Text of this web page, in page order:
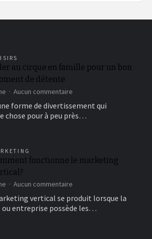
au cirque en famille pour un bon
de détente
Aucun commentaire
au
cirque
bon
forme de divertissement qui
chose pour à peu près…
fonctionne le marketing
Aucun commentaire
fonctionne
le
vertical se produit lorsque la
entreprise possède les…